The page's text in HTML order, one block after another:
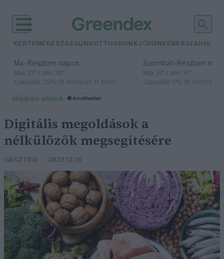
KERTEM EGÉSZSÉGÜNK OTTHONUNKJÖVŐNK ENERGIA
Ma– Részben napos
Max 33° / Min 20°
Csapadék: 25% (0 mm)Szél: 17 km/h
Szombat– Részben
Max 31° / Min 19°
Csapadék: 5% (0 mm)Szél:
időjárási adatok:
Digitális megoldások a
nélkülözők megsegítésére
GASZTRO 2023.12.18